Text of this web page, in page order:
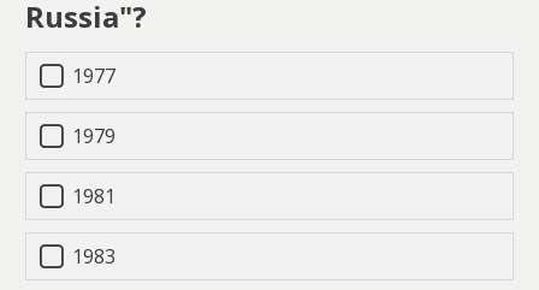
Russia"?
1977
1979
1981
1983